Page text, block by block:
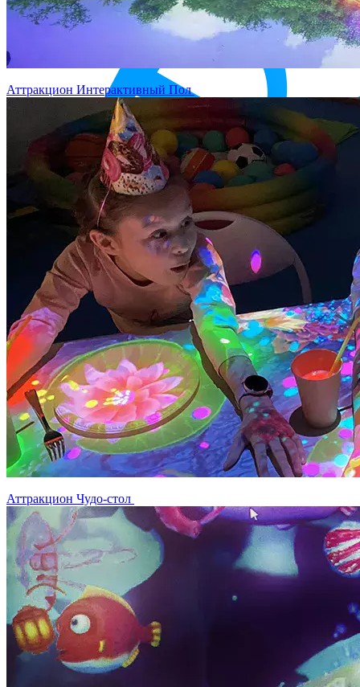
Аттракцион Интерактивный Пол
Аттракцион Чудо-стол
Интерактивный пол Чудознайка
Программа для создания интерактивных
заданий Методист